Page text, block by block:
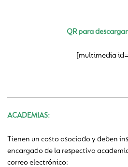
QR para
[multimedia
ACADEMIAS:
Tienen un costo asociado y deben
encargado de la respectiva
correo electrónico: